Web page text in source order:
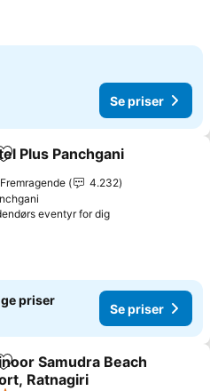
Se priser
Føj til favoritter
Plus Panchgani
Fremragende
4.232
eventyr for dig
priser
Se priser
Føj til favoritter
Samudra Beach
Ratnagiri